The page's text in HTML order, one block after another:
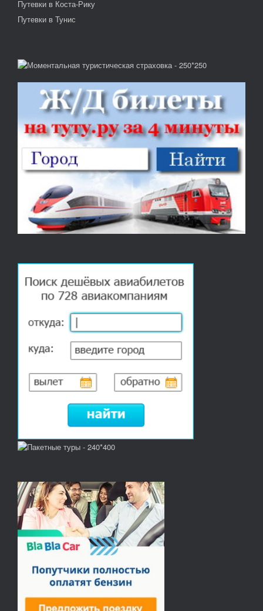
Путевки в Коста-Рику
Путевки в Тунис